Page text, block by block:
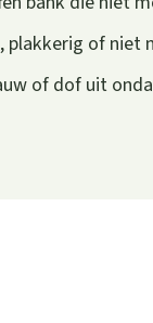
plakkerig of niet
of dof uit